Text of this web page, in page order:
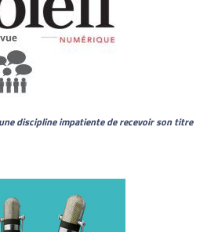
discipline impatiente de recevoir son titre